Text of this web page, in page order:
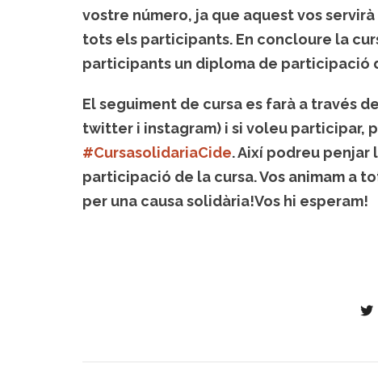
vostre número, ja que aquest vos
tots els participants. En concloure la
participants un diploma de participació
El seguiment de cursa es farà a través
twitter i instagram) i si voleu participar,
#CursasolidariaCide. Així podreu
participació de la cursa. Vos animam a
per una causa solidària!Vos hi esperam!